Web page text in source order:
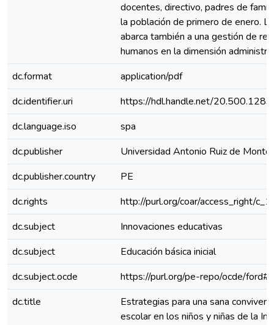
docentes, directivo, padres de
la población de primero de enero.
abarca también a una gestión de
humanos en la dimensión
dc.format
application/pdf
dc.identifier.uri
https://hdl.handle.net/
dc.language.iso
spa
dc.publisher
Universidad Antonio Ruiz de
dc.publisher.country
PE
dc.rights
http://purl.org/coar/access_right/
dc.subject
Innovaciones educativas
dc.subject
Educación básica inicial
dc.subject.ocde
https://purl.org/pe-repo/ocde/
dc.title
Estrategias para una sana
escolar en los niños y niñas de la